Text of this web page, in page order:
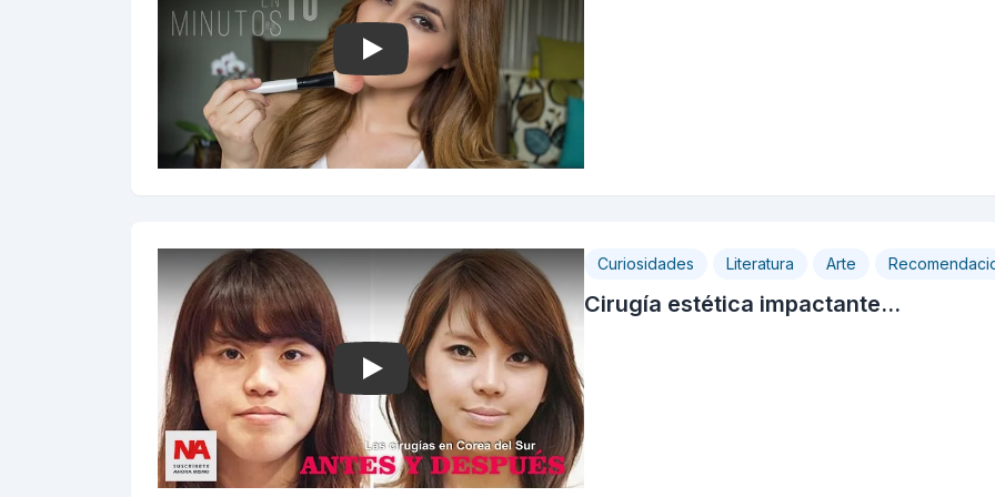
Play
Play
Curiosidades Literatura Arte
Cirugía estética impactante...